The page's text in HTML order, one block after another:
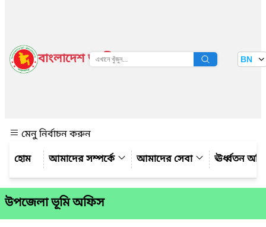
বাংলাদেশ জাতীয় তথ্য বাতায়ন BN
মেনু নির্বাচন করুন
আমাদের সম্পর্কে
আমাদের সেবা ঊর্ধ্বতন
উপজেলা ভূমি অফিস